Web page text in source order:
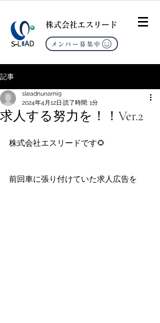
​株式会社エスリード
メンバー募集中
記事
求人する努力を！！Ver.2
sleadnunami9
2024年4月12日 読了時間: 1分
株式会社エスリードです🌻
前回車に張り付けていた求人広告を